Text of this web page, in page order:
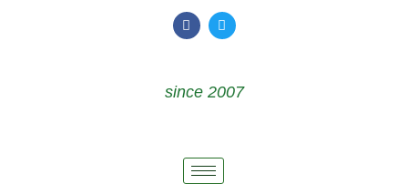
since 2007